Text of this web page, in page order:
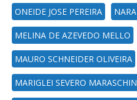
ONEIDE JOSE PEREIRA
MELINA DE AZEVEDO MELLO
MAURO SCHNEIDER OLIVEIRA
MARIGLEI SEVERO MARASCHIN